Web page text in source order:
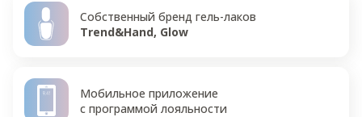
Собственный бренд гель-лаков
Trend&Hand, Glow
Мобильное приложение
с программой лояльности